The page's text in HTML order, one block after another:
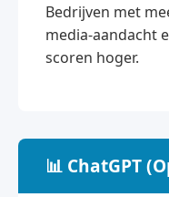
Bedrijven met
media-aandacht
scoren hoger.
📊 ChatGPT